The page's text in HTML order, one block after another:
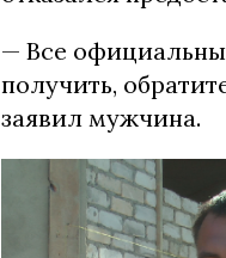
— Все
получить,
заявил мужчина.